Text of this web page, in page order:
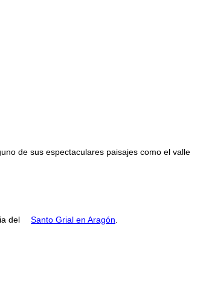
de sus espectaculares paisajes como el valle
del Santo Grial en Aragón